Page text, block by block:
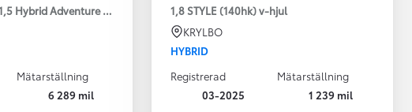
Vi har Sveriges mest nöjda
Hybrid Adventure Drag V-Hjul
Mätarställning
6 289 mil
1,8 STYLE (140hk) v-hjul
KRYLBO
HYBRID
Registrerad
03-2025
Mätarställning
1 239 mil